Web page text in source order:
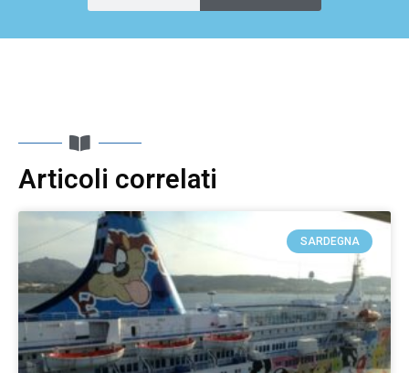
Articoli correlati
SARDEGNA